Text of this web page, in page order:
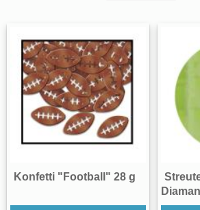
Konfetti "Football" 28 g